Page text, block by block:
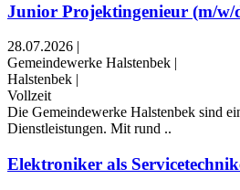
Junior Projektingenieur (m/
28.07.2026 |
Gemeindewerke Halstenbek |
Halstenbek |
Vollzeit
Die Gemeindewerke Halstenbek sind
Dienstleistungen. Mit rund ..
Elektroniker als